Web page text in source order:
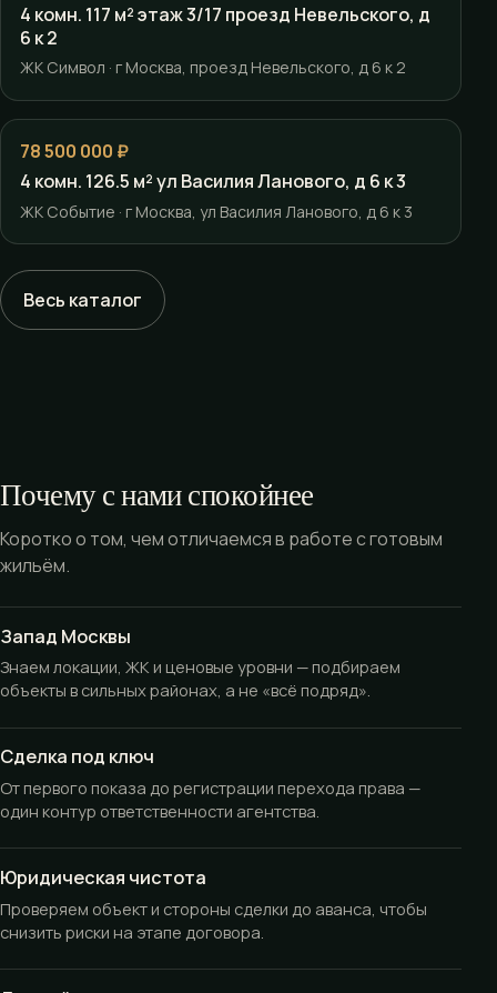
4 комн. 117 м² этаж 3/17 проезд Невельского, д
6 к 2
ЖК Символ · г Москва, проезд Невельского, д 6 к 2
78 500 000 ₽
4 комн. 126.5 м² ул Василия Ланового, д 6 к 3
ЖК Событие · г Москва, ул Василия Ланового, д 6 к 3
Весь каталог
Почему с нами спокойнее
Коротко о том, чем отличаемся в работе с готовым
жильём.
Запад Москвы
Знаем локации, ЖК и ценовые уровни — подбираем
объекты в сильных районах, а не «всё подряд».
Сделка под ключ
От первого показа до регистрации перехода права —
один контур ответственности агентства.
Юридическая чистота
Проверяем объект и стороны сделки до аванса, чтобы
снизить риски на этапе договора.